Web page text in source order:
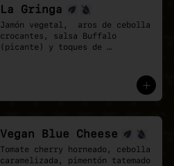
La Gringa
Jamón vegetal,  aros de cebolla
crocantes, salsa Buffalo
(picante) y toques de
Vegan Blue Cheese
Tomate cherry horneado, cebolla
caramelizada, pimentón tatemado